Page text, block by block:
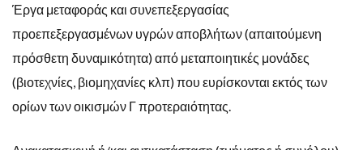
Έργα μεταφοράς και συνεπεξεργασίας
προεπεξεργασμένων υγρών αποβλήτων (απαιτούμενη
πρόσθετη δυναμικότητα) από μεταποιητικές μονάδες
(βιοτεχνίες, βιομηχανίες κλπ) που ευρίσκονται εκτός των
ορίων των οικισμών Γ προτεραιότητας.